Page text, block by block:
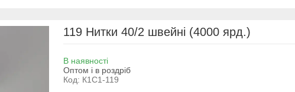
119 Нитки 40/2 швейні (4000 ярд.)
В наявності
Оптом і в роздріб
Код: К1С1-119